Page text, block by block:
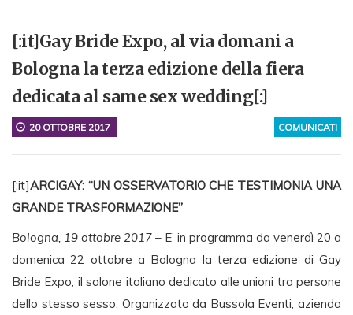
[:it]Gay Bride Expo, al via domani a
Bologna la terza edizione della fiera
dedicata al same sex wedding[:]
COMUNICATI
20 OTTOBRE 2017
[:it]ARCIGAY: “UN OSSERVATORIO CHE TESTIMONIA UNA
GRANDE TRASFORMAZIONE”
Bologna, 19 ottobre 2017 – E’ in programma da venerdì 20 a
domenica 22 ottobre a Bologna la terza edizione di Gay
Bride Expo, il salone italiano dedicato alle unioni tra persone
dello stesso sesso. Organizzato da Bussola Eventi, azienda